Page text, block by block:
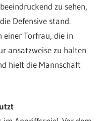
zu sehen,
Defensive stand.
Torfrau, die in
ansatzweise zu halten
hielt die Mannschaft